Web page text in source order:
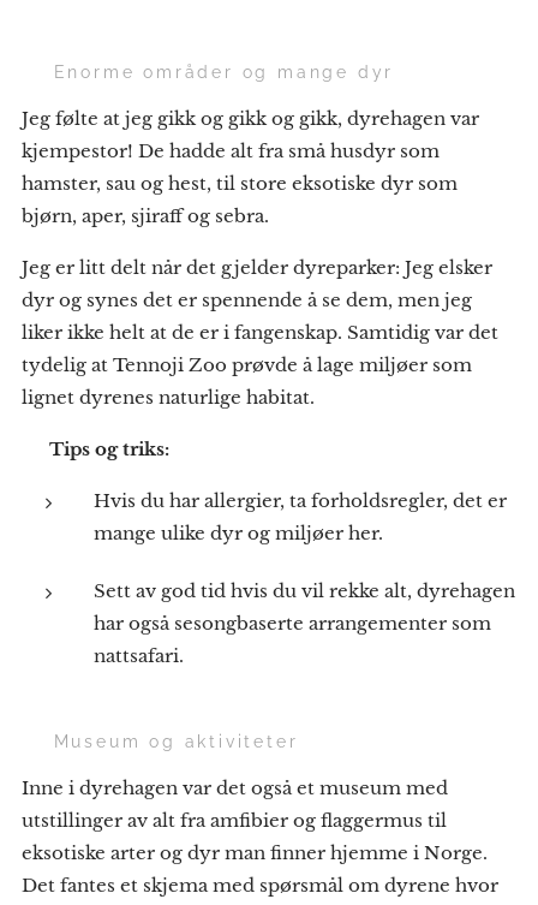
🐾 Enorme områder og mange dyr
Jeg følte at jeg gikk og gikk og gikk, dyrehagen var
kjempestor! De hadde alt fra små husdyr som
hamster, sau og hest, til store eksotiske dyr som
bjørn, aper, sjiraff og sebra.
Jeg er litt delt når det gjelder dyreparker: Jeg elsker
dyr og synes det er spennende å se dem, men jeg
liker ikke helt at de er i fangenskap. Samtidig var det
tydelig at Tennoji Zoo prøvde å lage miljøer som
lignet dyrenes naturlige habitat.
Tips og triks:
Hvis du har allergier, ta forholdsregler, det er
mange ulike dyr og miljøer her.
Sett av god tid hvis du vil rekke alt, dyrehagen
har også sesongbaserte arrangementer som
nattsafari.
🐍 Museum og aktiviteter
Inne i dyrehagen var det også et museum med
utstillinger av alt fra amfibier og flaggermus til
eksotiske arter og dyr man finner hjemme i Norge.
Det fantes et skjema med spørsmål om dyrene hvor